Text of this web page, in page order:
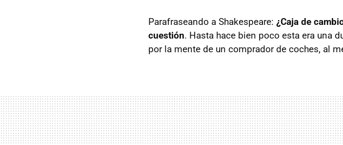
Parafraseando a Shakespeare: ¿Caja de
cuestión. Hasta hace bien poco esta era una
por la mente de un comprador de coches, al